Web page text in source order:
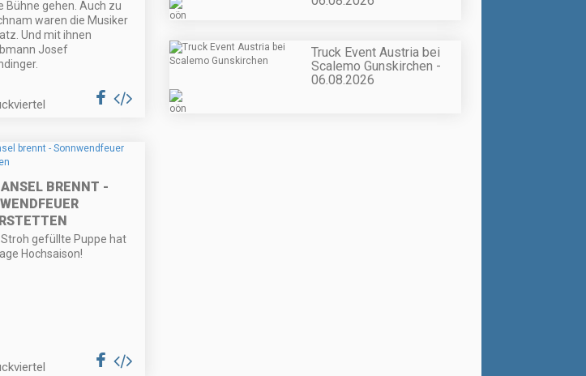
Bühne gehen. Auch zu
waren die Musiker
Und mit ihnen
Josef
BRENNT -
Stroh gefüllte Puppe hat
Hochsaison!
Truck Event Austria bei
Scalemo Gunskirchen -
06.08.2026